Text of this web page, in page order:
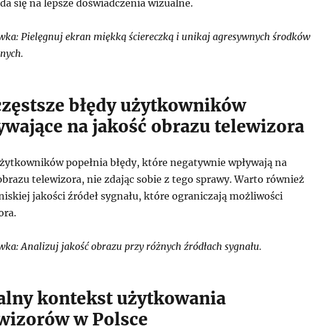
się na lepsze doświadczenia wizualne.
Pielęgnuj ekran miękką ściereczką i unikaj agresywnych środków
błędy użytkowników
na jakość obrazu telewizora
popełnia błędy, które negatywnie wpływają na
telewizora, nie zdając sobie z tego sprawy. Warto również
jakości źródeł sygnału, które ograniczają możliwości
Analizuj jakość obrazu przy różnych źródłach sygnału.
kontekst użytkowania
w Polsce